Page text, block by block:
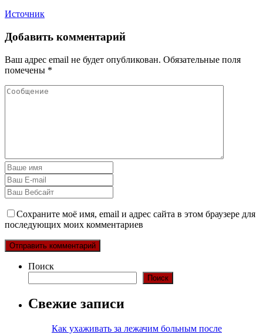
Источник
Добавить комментарий
Ваш адрес email не будет опубликован. Обязательные поля
помечены *
Сохраните моё имя, email и адрес сайта в этом браузере для
последующих моих комментариев
Поиск
Поиск
Свежие записи
Как ухаживать за лежачим больным после